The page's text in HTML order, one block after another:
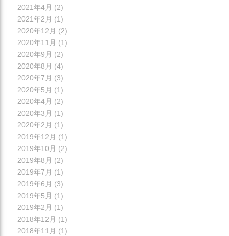
2021年4月 (2)
2021年2月 (1)
2020年12月 (2)
2020年11月 (1)
2020年9月 (2)
2020年8月 (4)
2020年7月 (3)
2020年5月 (1)
2020年4月 (2)
2020年3月 (1)
2020年2月 (1)
2019年12月 (1)
2019年10月 (2)
2019年8月 (2)
2019年7月 (1)
2019年6月 (3)
2019年5月 (1)
2019年2月 (1)
2018年12月 (1)
2018年11月 (1)